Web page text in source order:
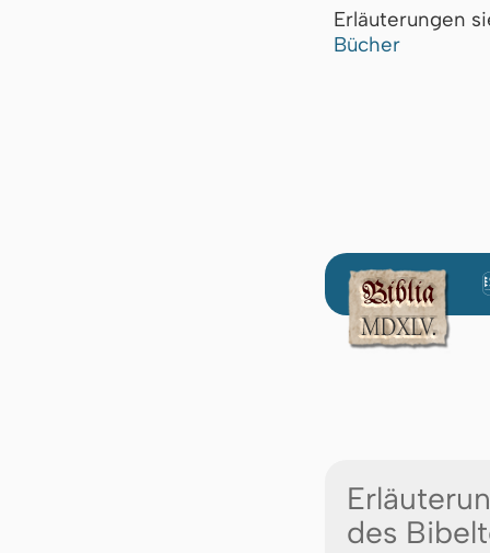
Erläuterungen
Bücher
des